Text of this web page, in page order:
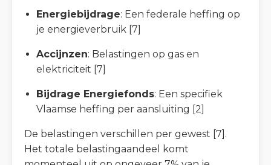
Energiebijdrage: Een federale heffing op
je energieverbruik [7]
Accijnzen: Belastingen op gas en
elektriciteit [7]
Bijdrage Energiefonds: Een specifiek
Vlaamse heffing per aansluiting [2]
De belastingen verschillen per gewest [7].
Het totale belastingaandeel komt